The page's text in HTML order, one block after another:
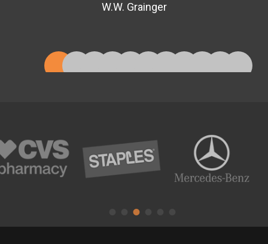
W.W. Grainger